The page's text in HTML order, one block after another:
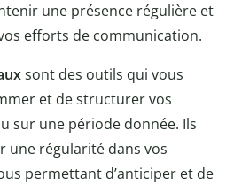
une présence régulière et
efforts de communication.
sont des outils qui vous
et de structurer vos
sur une période donnée. Ils
une régularité dans vos
permettant d’anticiper et de